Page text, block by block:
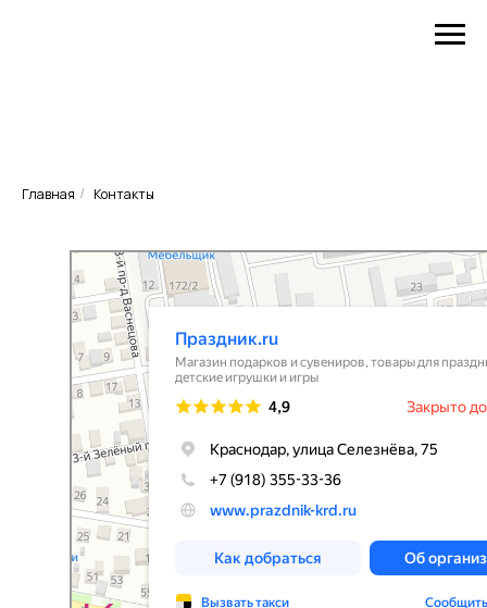
Главная / Контакты
Праздник.ru
Магазин подарков и сувениров в Краснодаре
Товары для праздника в Краснодаре